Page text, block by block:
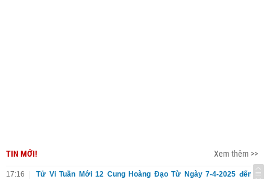
TIN MỚI! Xem thêm >>
17:16
Tử Vi Tuần Mới 12 Cung Hoàng Đạo Từ Ngày 7-4-2025 đến